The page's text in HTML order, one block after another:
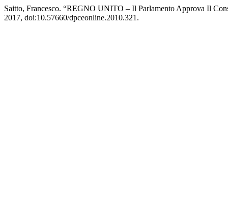
Saitto, Francesco. “REGNO UNITO ‒ Il Parlamento Approva Il
2017, doi:10.57660/dpceonline.2010.321.